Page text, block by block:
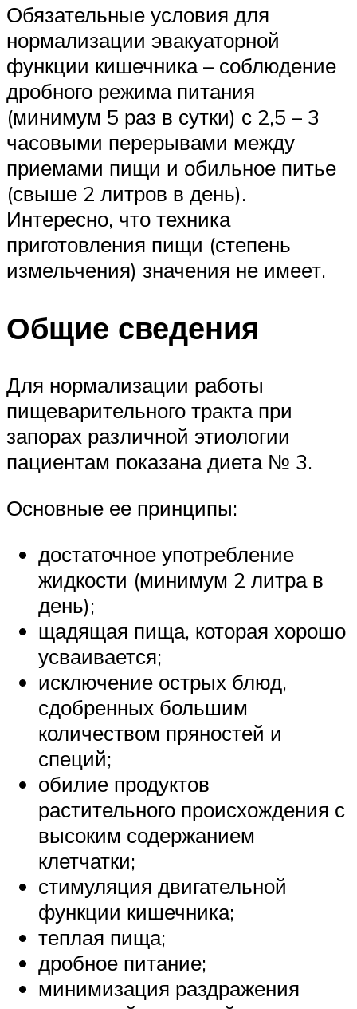
Обязательные условия для
нормализации эвакуаторной
функции кишечника – соблюдение
дробного режима питания
(минимум 5 раз в сутки) с 2,5 – 3
часовыми перерывами между
приемами пищи и обильное питье
(свыше 2 литров в день).
Интересно, что техника
приготовления пищи (степень
измельчения) значения не имеет.
Общие сведения
Для нормализации работы
пищеварительного тракта при
запорах различной этиологии
пациентам показана диета № 3.
Основные ее принципы:
достаточное употребление
жидкости (минимум 2 литра в
день);
щадящая пища, которая хорошо
усваивается;
исключение острых блюд,
сдобренных большим
количеством пряностей и
специй;
обилие продуктов
растительного происхождения с
высоким содержанием
клетчатки;
стимуляция двигательной
функции кишечника;
теплая пища;
дробное питание;
минимизация раздражения